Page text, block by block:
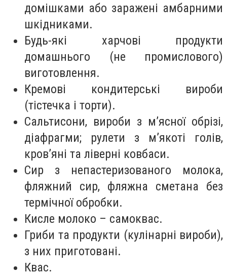
домішками або заражені амбарними
шкідниками.
Будь-які харчові продукти
домашнього (не промислового)
виготовлення.
Кремові кондитерські вироби
(тістечка і торти).
Сальтисони, вироби з м’ясної обрізі,
діафрагми; рулети з м’якоті голів,
кров’яні та ліверні ковбаси.
Сир з непастеризованого молока,
фляжний сир, фляжна сметана без
термічної обробки.
Кисле молоко – самоквас.
Гриби та продукти (кулінарні вироби),
з них приготовані.
Квас.